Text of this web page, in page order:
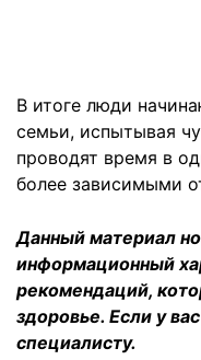
В итоге люди
семьи, испытывая
проводят время в
более зависимыми
Данный материал
информационный
рекомендаций,
здоровье. Если у
специалисту.